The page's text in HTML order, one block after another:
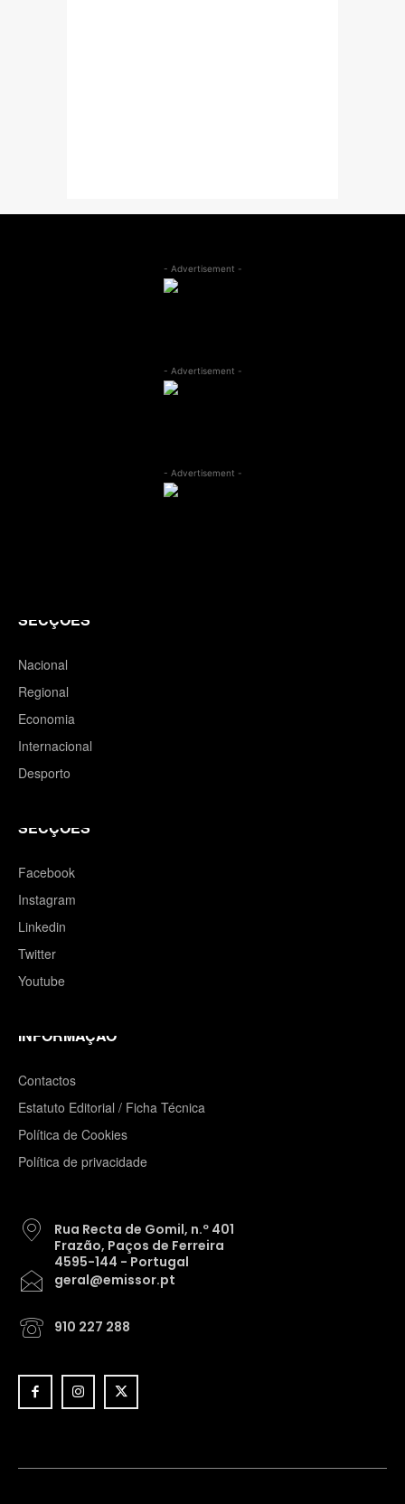
- Advertisement -
- Advertisement -
- Advertisement -
SECÇÕES
Nacional
Regional
Economia
Internacional
Desporto
SECÇÕES
Facebook
Instagram
Linkedin
Twitter
Youtube
INFORMAÇÃO
Contactos
Estatuto Editorial / Ficha Técnica
Política de Cookies
Política de privacidade
Rua Recta de Gomil, n.º 401
Frazão, Paços de Ferreira
4595-144 - Portugal
geral@emissor.pt
910 227 288